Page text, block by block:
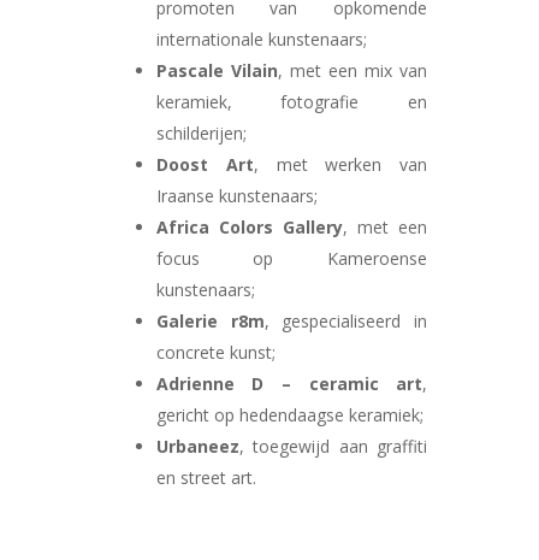
promoten van opkomende
internationale kunstenaars;
Pascale Vilain, met een mix van
keramiek, fotografie en
schilderijen;
Doost Art, met werken van
Iraanse kunstenaars;
Africa Colors Gallery, met een
focus op Kameroense
kunstenaars;
Galerie r8m, gespecialiseerd in
concrete kunst;
Adrienne D – ceramic art,
gericht op hedendaagse keramiek;
Urbaneez, toegewijd aan graffiti
en street art.